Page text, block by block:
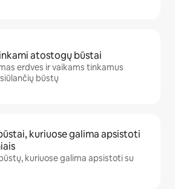
atostogų būstai
erdves ir vaikams tinkamus
būstų
kuriuose galima apsistoti
kuriuose galima apsistoti su